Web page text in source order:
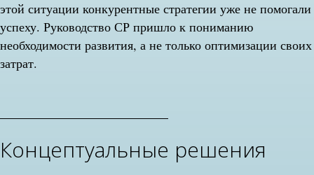
этой ситуации конкурентные стратегии уже не помогали
успеху. Руководство СР пришло к пониманию
необходимости развития, а не только оптимизации своих
затрат.
Концептуальные решения